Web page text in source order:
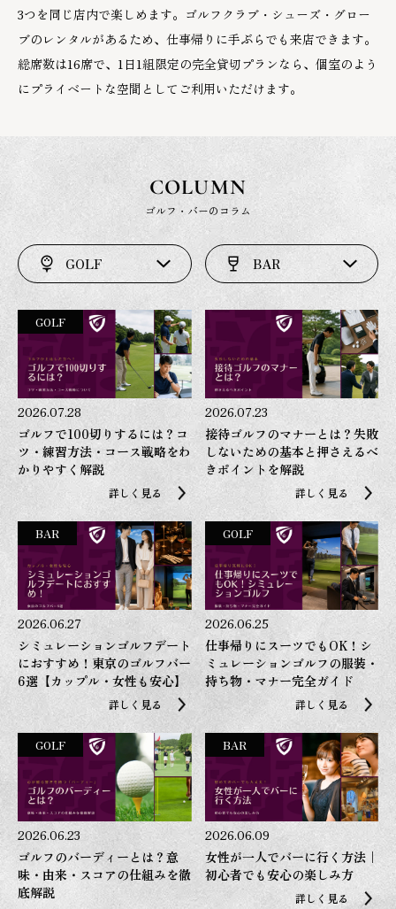
3つを同じ店内で楽しめます。ゴルフクラブ・シューズ・グロー
ブのレンタルがあるため、仕事帰りに手ぶらでも来店できます。
総席数は16席で、1日1組限定の完全貸切プランなら、個室のよう
にプライベートな空間としてご利用いただけます。
COLUMN
ゴルフ・バーのコラム
GOLF BAR
GOLF
2026.07.28
ゴルフで100切りするには？コ
ツ・練習方法・コース戦略をわ
かりやすく解説
詳しく見る
2026.07.23
接待ゴルフのマナーとは？失敗
しないための基本と押さえるべ
きポイントを解説
詳しく見る
BAR
2026.06.27
シミュレーションゴルフデート
におすすめ！東京のゴルフバー
6選【カップル・女性も安心】
詳しく見る
GOLF
2026.06.25
仕事帰りにスーツでもOK！シ
ミュレーションゴルフの服装・
持ち物・マナー完全ガイド
詳しく見る
GOLF
2026.06.23
ゴルフのバーディーとは？意
味・由来・スコアの仕組みを徹
底解説
BAR
2026.06.09
女性が一人でバーに行く方法｜
初心者でも安心の楽しみ方
詳しく見る